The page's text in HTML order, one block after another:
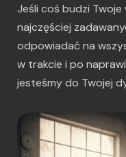
Jeśli coś budzi
najczęściej
odpowiadać na
w trakcie i po
jesteśmy do Twojej